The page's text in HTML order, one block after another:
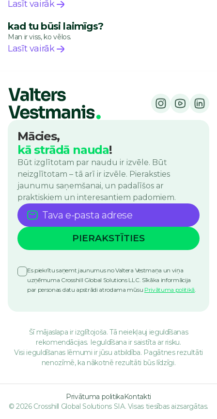
Lasīt vairāk
kad tu būsi laimīgs?
Man ir viss, ko vēlos.
Lasīt vairāk
Mācies,
kā strādā nauda!
Būt izglītotam par naudu ir izvēle. Būt
neizglītotam – tā arī ir izvēle. Pieraksties
jaunumu saņemšanai, un padalīšos ar
praktiskiem un interesantiem padomiem.
Es piekrītu saņemt jaunumus no Valtera Vestmaņa un viņa
uzņēmuma Crosshill Global Solutions LLC. Sīkāka informācija
par personas datu apstrādi atrodama mūsu Privātuma politikā.
Šī mājaslapa ir izglītojoša. Tā neiekļauj ieguldīšanas
rekomendācijas. Ieguldīšana ir saistīta ar risku.
Visi ieguldīšanas lēmumi ir jūsu atbildība. Pagātnes rezultāti
nenozīmē, ka nākotnē rezultāti būs līdzīgi.
© 2026 Crosshill Global Solutions SIA. Visas tiesības aizsargātas.
Privātuma politikaKontakti